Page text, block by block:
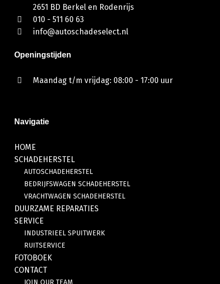
2651 BD Berkel en Rodenrijs
010 - 511 60 63
info@autoschadeselect.nl
Openingstijden
Maandag t/m vrijdag: 08:00 - 17:00 uur
Navigatie
HOME
SCHADEHERSTEL
AUTOSCHADEHERSTEL
BEDRIJFSWAGEN SCHADEHERSTEL
VRACHTWAGEN SCHADEHERSTEL
DUURZAME REPARATIES
SERVICE
INDUSTRIEEL SPUITWERK
RUITSERVICE
FOTOBOEK
CONTACT
JOIN OUR TEAM